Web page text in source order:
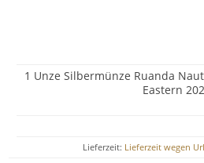
1 Unze Silbermünze Ruanda
Eastern
Lieferzeit: Lieferzeit wegen